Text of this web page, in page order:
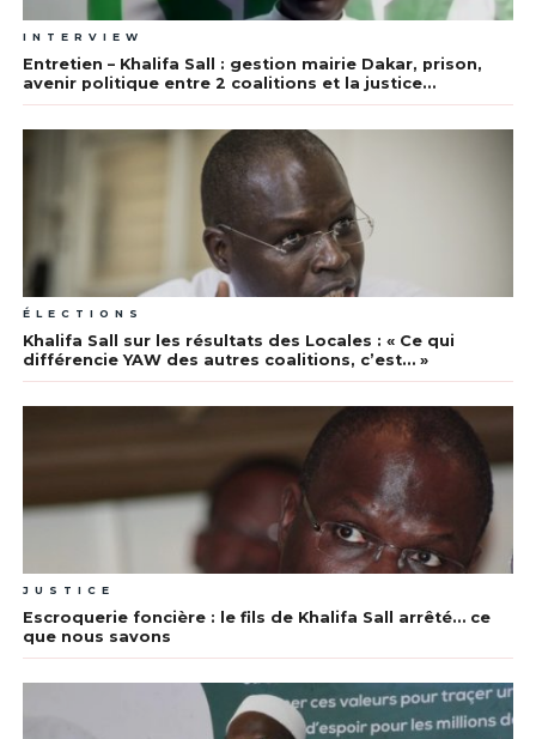
INTERVIEW
Entretien – Khalifa Sall : gestion mairie Dakar, prison,
avenir politique entre 2 coalitions et la justice…
ÉLECTIONS
Khalifa Sall sur les résultats des Locales : « Ce qui
différencie YAW des autres coalitions, c’est… »
JUSTICE
Escroquerie foncière : le fils de Khalifa Sall arrêté… ce
que nous savons